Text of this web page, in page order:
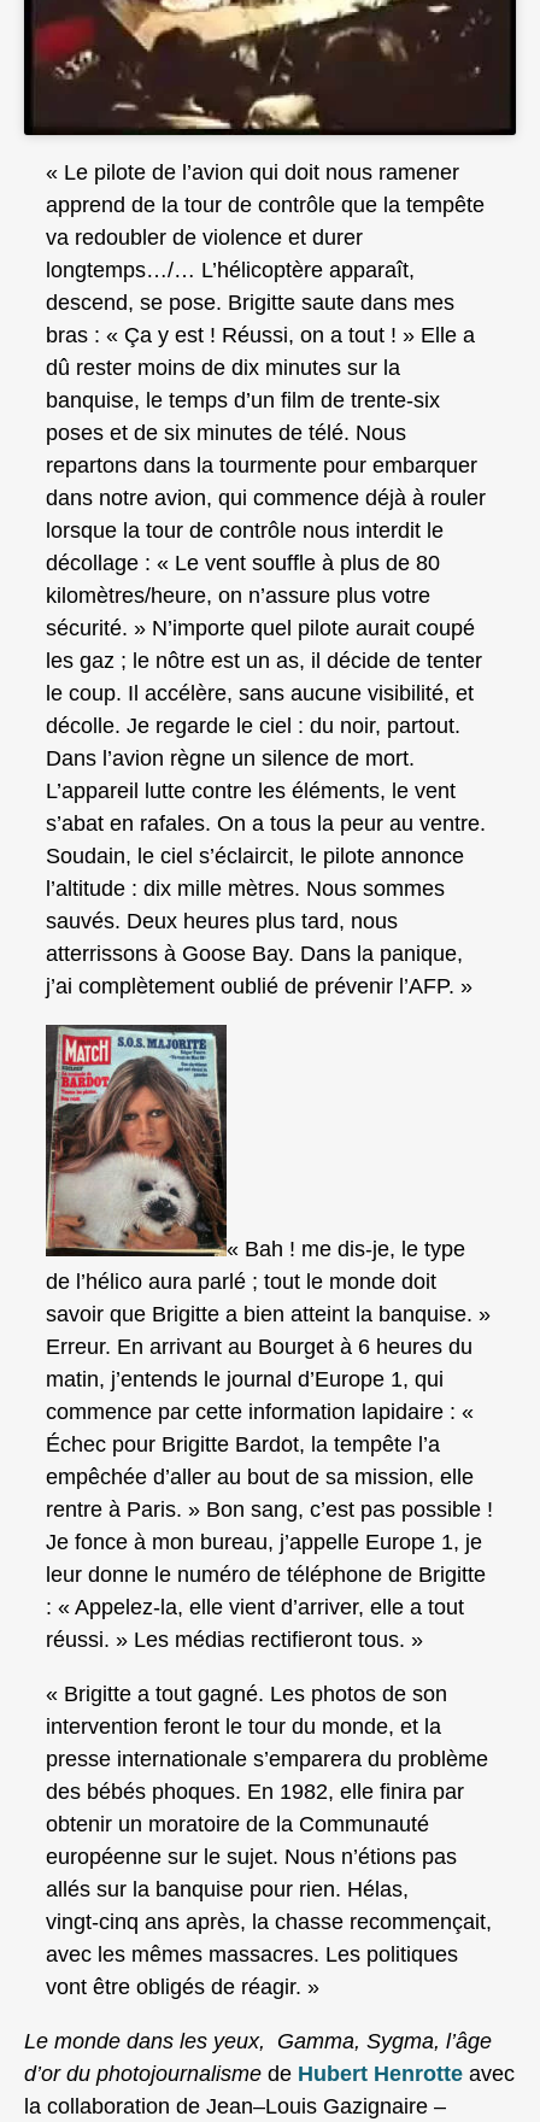
« Le pilote de l’avion qui doit nous ramener
apprend de la tour de contrôle que la tempête
va redoubler de violence et durer
longtemps…/… L’hélicoptère apparaît,
descend, se pose. Brigitte saute dans mes
bras : « Ça y est ! Réussi, on a tout ! » Elle a
dû rester moins de dix minutes sur la
banquise, le temps d’un film de trente‑six
poses et de six minutes de télé. Nous
repartons dans la tourmente pour embarquer
dans notre avion, qui commence déjà à rouler
lorsque la tour de contrôle nous interdit le
décollage : « Le vent souffle à plus de 80
kilomètres/heure, on n’assure plus votre
sécurité. » N’importe quel pilote aurait coupé
les gaz ; le nôtre est un as, il décide de tenter
le coup. Il accélère, sans aucune visibilité, et
décolle. Je regarde le ciel : du noir, partout.
Dans l’avion règne un silence de mort.
L’appareil lutte contre les éléments, le vent
s’abat en rafales. On a tous la peur au ventre.
Soudain, le ciel s’éclaircit, le pilote annonce
l’altitude : dix mille mètres. Nous sommes
sauvés. Deux heures plus tard, nous
atterrissons à Goose Bay. Dans la panique,
j’ai complètement oublié de prévenir l’AFP. »
« Bah ! me dis‑je, le type
de l’hélico aura parlé ; tout le monde doit
savoir que Brigitte a bien atteint la banquise. »
Erreur. En arrivant au Bourget à 6 heures du
matin, j’entends le journal d’Europe 1, qui
commence par cette information lapidaire : «
Échec pour Brigitte Bardot, la tempête l’a
empêchée d’aller au bout de sa mission, elle
rentre à Paris. » Bon sang, c’est pas possible !
Je fonce à mon bureau, j’appelle Europe 1, je
leur donne le numéro de téléphone de Brigitte
: « Appelez‑la, elle vient d’arriver, elle a tout
réussi. » Les médias rectifieront tous. »
« Brigitte a tout gagné. Les photos de son
intervention feront le tour du monde, et la
presse internationale s’emparera du problème
des bébés phoques. En 1982, elle finira par
obtenir un moratoire de la Communauté
européenne sur le sujet. Nous n’étions pas
allés sur la banquise pour rien. Hélas,
vingt‑cinq ans après, la chasse recommençait,
avec les mêmes massacres. Les politiques
vont être obligés de réagir. »
Le monde dans les yeux, Gamma, Sygma, l’âge
d’or du photojournalisme de Hubert Henrotte avec
la collaboration de Jean–Louis Gazignaire –